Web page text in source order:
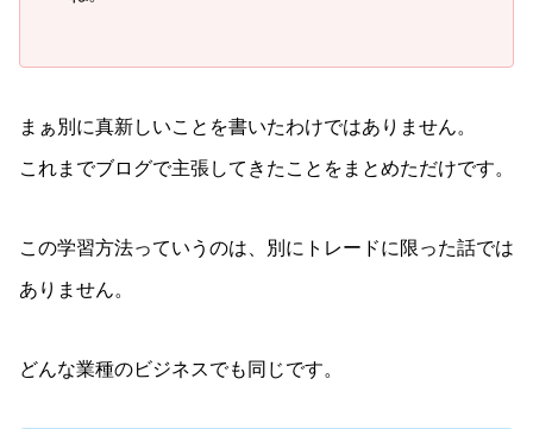
まぁ別に真新しいことを書いたわけではありません。
これまでブログで主張してきたことをまとめただけです。
この学習方法っていうのは、別にトレードに限った話では
ありません。
どんな業種のビジネスでも同じです。